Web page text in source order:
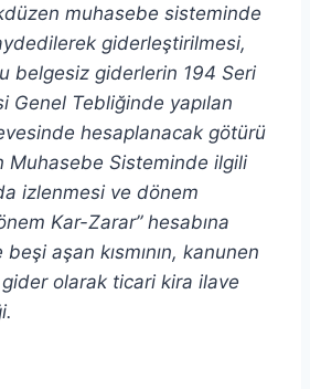
muhasebe sisteminde
giderleştirilmesi,
belgesiz giderlerin 194 Seri
Genel Tebliğinde yapılan
hesaplanacak götürü
Muhasebe Sisteminde ilgili
izlenmesi ve dönem
Kar-Zarar” hesabına
beşi aşan kısmının, kanunen
olarak ticari kira ilave